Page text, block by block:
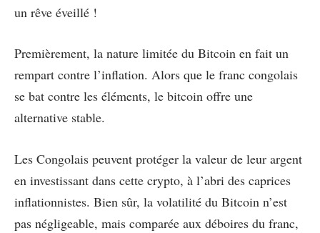
un rêve éveillé !
Premièrement, la nature limitée du Bitcoin en fait un
rempart contre l’inflation. Alors que le franc congolais
se bat contre les éléments, le bitcoin offre une
alternative stable.
Les Congolais peuvent protéger la valeur de leur argent
en investissant dans cette crypto, à l’abri des caprices
inflationnistes. Bien sûr, la volatilité du Bitcoin n’est
pas négligeable, mais comparée aux déboires du franc,